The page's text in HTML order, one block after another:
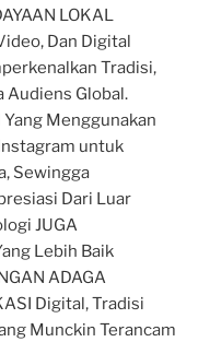
LOKAL
Dan Digital
Tradisi,
Audiens Global.
Menggunakan
untuk
Sewingga
Dari Luar
JUGA
Lebih Baik
ADAGA
Digital, Tradisi
Munckin Terancam